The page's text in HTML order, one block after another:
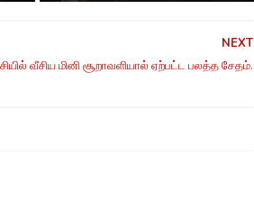
NEXT
வீசிய மினி சூறாவளியால் ஏற்பட்ட பலத்த சேதம்.